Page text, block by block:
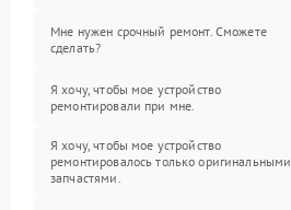
Мне нужен срочный ремонт. Сможете
сделать?
Я хочу, чтобы мое устройство
ремонтировали при мне.
Я хочу, чтобы мое устройство
ремонтировалось только оригинальными
запчастями.